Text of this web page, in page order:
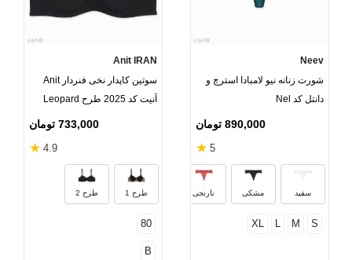
Neev
شورت زنانه نیو لامبادا استرچ و
دانتل کد Nel
890,000 تومان
5
★
سفید مشکی نارنجی
S
M
L
XL
Anit IRAN
سوتین کاپدار نخی فنردار Anit
آنیت کد 2025 طرح Leopard
733,000 تومان
4.9
★
طرح 1 طرح 2
80
B